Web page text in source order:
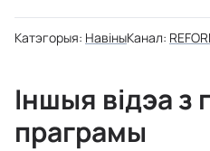
Катэгорыя: НавіныКанал:
Іншыя відэа з
праграмы